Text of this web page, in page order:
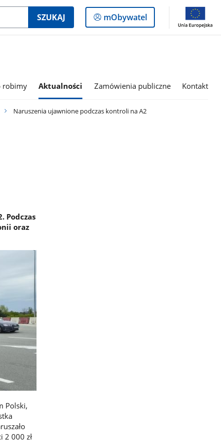
SZUKAJ
Logowanie
do
mObywatel
robimy Aktualności Zamówienia publiczne Kontakt
Naruszenia ujawnione podczas kontroli na A2
Podczas
oraz
Polski,
2 000 zł